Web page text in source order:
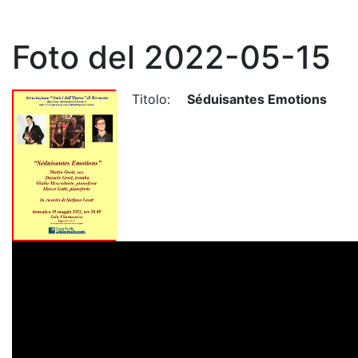
Foto del 2022-05-15
Titolo: Séduisantes Emotions